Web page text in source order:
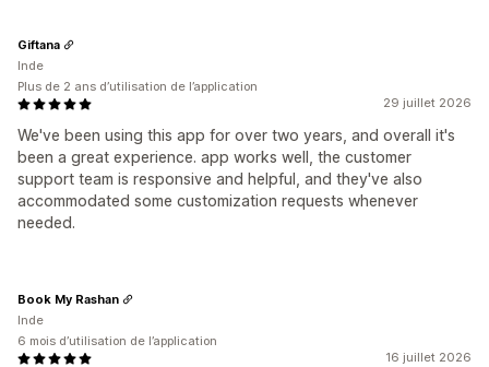
29 juillet 2026
We've been using this app for over two years, and overall it's
been a great experience. app works well, the customer
support team is responsive and helpful, and they've also
accommodated some customization requests whenever
needed.
Giftana
Inde
Plus de 2 ans d’utilisation de l’application
16 juillet 2026
Book My Rashan
Inde
6 mois d’utilisation de l’application